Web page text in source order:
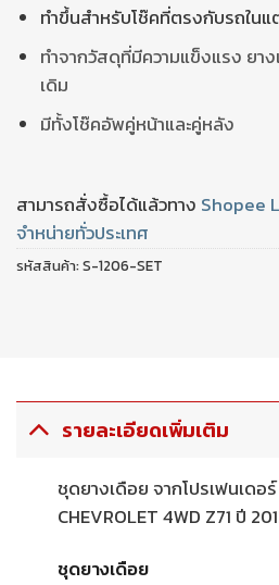
ทำขึ้นสำหรับโช๊คที่ตรงกับรถในแ
ทำจากวัสดุที่มีความแข็งแรง ยา
เดิม
มีทั้งโช๊คอัพคู่หน้าและคู่หลัง
สามารถสั่งซื้อได้แล้วทาง Shopee
จำหน่ายทั่วประเทศ
รหัสสินค้า:S-1206-SET
รายละเอียดเพิ่มเติม
ชุดยางเดือย จากโปรเฟนเดอ
CHEVROLET 4WD Z71 ปี
ชุดยางเดือย